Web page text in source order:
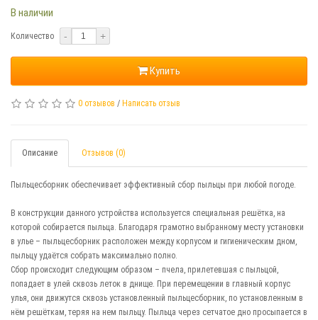
В наличии
Количество - +
Купить
0 отзывов / Написать отзыв
Описание Отзывов (0)
Пыльцесборник обеспечивает эффективный сбор пыльцы при любой погоде.
В конструкции данного устройства используется специальная решётка, на
которой собирается пыльца. Благодаря грамотно выбранному месту установки
в улье – пыльцесборник расположен между корпусом и гигиеническим дном,
пыльцу удаётся собрать максимально полно.
Сбор происходит следующим образом – пчела, прилетевшая с пыльцой,
попадает в улей сквозь леток в днище. При перемещении в главный корпус
улья, они движутся сквозь установленный пыльцесборник, по установленным в
нём решёткам, теряя на нем пыльцу. Пыльца через сетчатое дно просыпается в